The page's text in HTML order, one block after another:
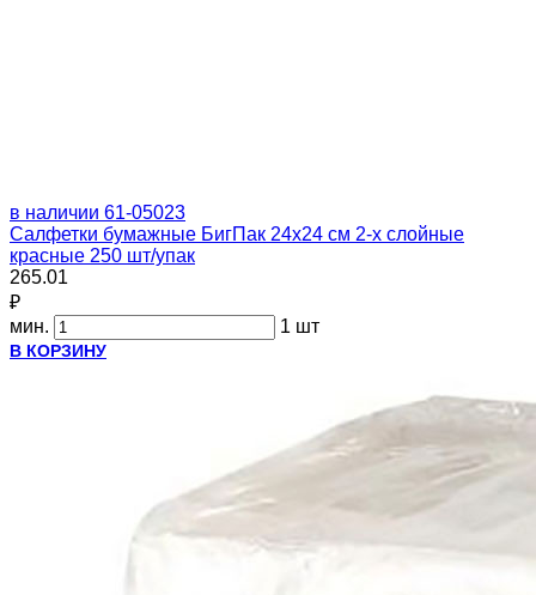
в наличии 61-05023
Салфетки бумажные БигПак 24х24 см 2-х слойные
красные 250 шт/упак
265.01
₽
мин.
1 шт
В КОРЗИНУ